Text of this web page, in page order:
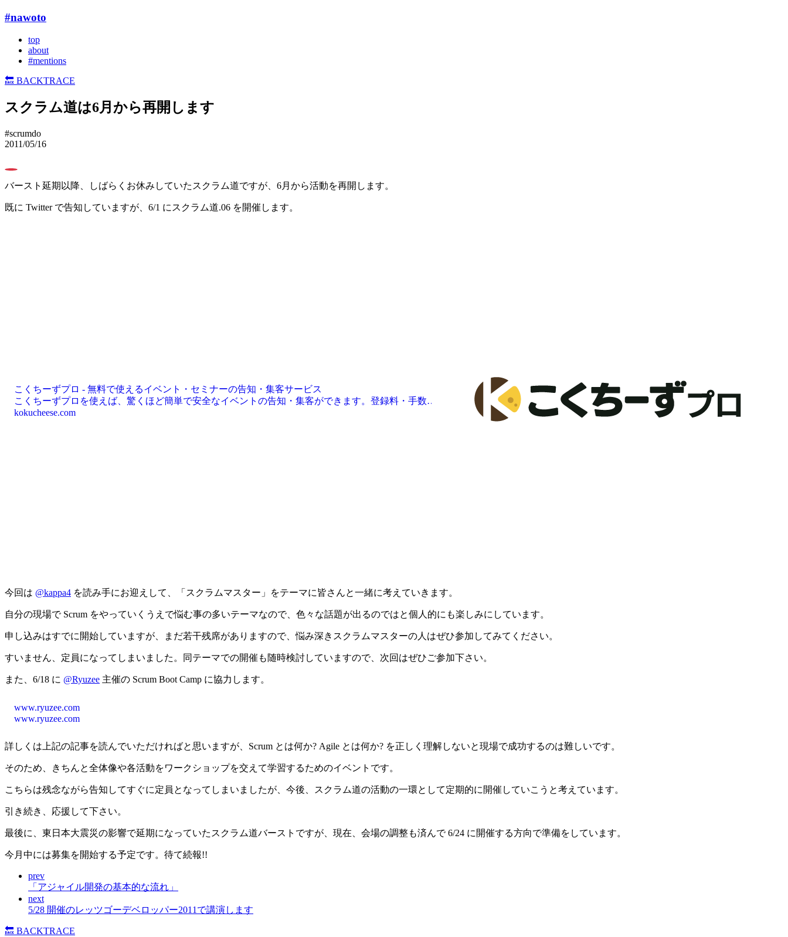
#nawoto
top
about
#mentions
🔙 BACKTRACE
スクラム道は6月から再開します
#scrumdo
2011/05/16
バースト延期以降、しばらくお休みしていたスクラム道ですが、6月から活動を再開します。
既に Twitter で告知していますが、6/1 にスクラム道.06 を開催します。
こくちーずプロ - 無料で使えるイベント・セミナーの告知・集客サービス
こくちーずプロを使えば、驚くほど簡単で安全なイベントの告知・集客ができます。登録料・手数料は無料！SEOに強くSNSでつながりのない人々にもアプローチ！イベント・セミナー・勉強会の管理や告知にかかっていた時間などの手間をお大幅に削減できます
kokucheese.com
今回は @kappa4 を読み手にお迎えして、「スクラムマスター」をテーマに皆さんと一緒に考えていきます。
自分の現場で Scrum をやっていくうえで悩む事の多いテーマなので、色々な話題が出るのではと個人的にも楽しみにしています。
申し込みはすでに開始していますが、まだ若干残席がありますので、悩み深きスクラムマスターの人はぜひ参加してみてください。
すいません、定員になってしまいました。同テーマでの開催も随時検討していますので、次回はぜひご参加下さい。
また、6/18 に @Ryuzee 主催の Scrum Boot Camp に協力します。
www.ryuzee.com
www.ryuzee.com
詳しくは上記の記事を読んでいただければと思いますが、Scrum とは何か? Agile とは何か? を正しく理解しないと現場で成功するのは難しいです。
そのため、きちんと全体像や各活動をワークショップを交えて学習するためのイベントです。
こちらは残念ながら告知してすぐに定員となってしまいましたが、今後、スクラム道の活動の一環として定期的に開催していこうと考えています。
引き続き、応援して下さい。
最後に、東日本大震災の影響で延期になっていたスクラム道バーストですが、現在、会場の調整も済んで 6/24 に開催する方向で準備をしています。
今月中には募集を開始する予定です。待て続報!!
prev
「アジャイル開発の基本的な流れ」
next
5/28 開催のレッツゴーデベロッパー2011で講演します
🔙 BACKTRACE